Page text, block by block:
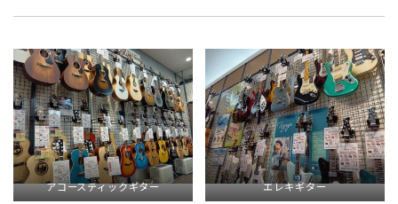
アコースティックギター エレキギター